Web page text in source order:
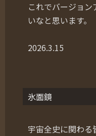
これでバージョ
いなと思います。
2026.3.15
氷面鏡
宇宙全史に関わ